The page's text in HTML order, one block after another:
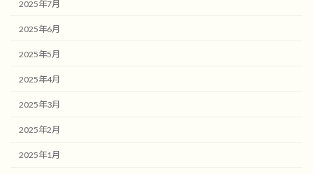
2025年7月
2025年6月
2025年5月
2025年4月
2025年3月
2025年2月
2025年1月